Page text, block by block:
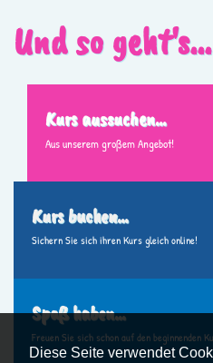
Diese Seite verwendet
Und so geht's...
Kurs aussuchen...
Aus unserem großem Angebot!
Kurs buchen...
Sichern Sie sich ihren Kurs gleich online!
Spaß haben...
Freuen Sie sich schon auf den beginnenden